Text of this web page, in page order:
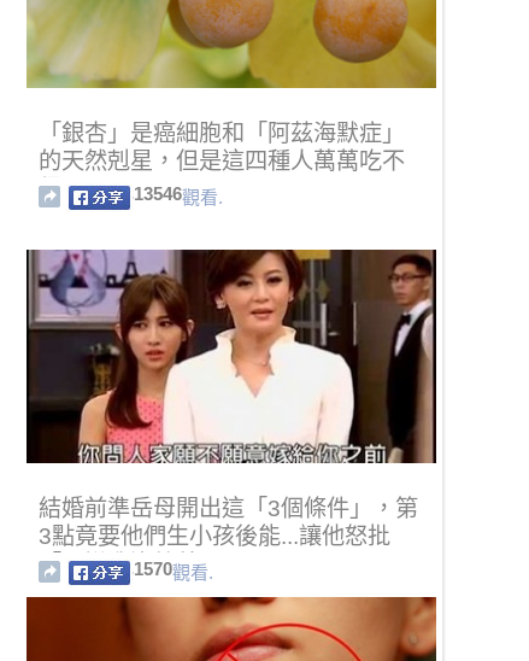
「銀杏」是癌細胞和「阿茲海默症」
的天然剋星，但是這四種人萬萬吃不
得。
13546觀看.
結婚前準岳母開出這「3個條件」，第
3點竟要他們生小孩後能...讓他怒批
「是嫌我沒教養嗎？」
1570觀看.